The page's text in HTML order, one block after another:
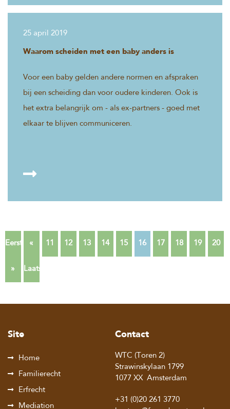
25 april 2019
Waarom scheiden met een baby anders is
Voor een baby gelden andere normen en afspraken
bij een scheiding dan voor oudere kinderen. Ook is
het extra belangrijk om - als ex-partners - goed met
elkaar te blijven communiceren.
Eerste « 11 12 13 14 15 16 17 18 19 20
» Laatste
Site
Home
Familierecht
Erfrecht
Mediation
Contact
WTC (Toren 2)
Strawinskylaan 1799
1077 XX Amsterdam
+31 (0)20 261 3770